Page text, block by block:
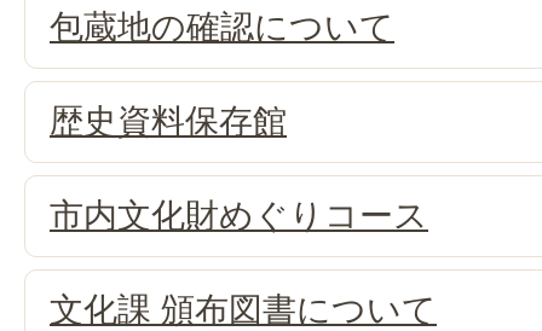
包蔵地の確認について
歴史資料保存館
市内文化財めぐりコース
文化課 頒布図書について